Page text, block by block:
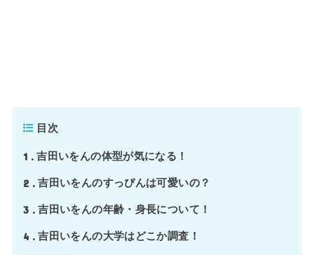
目次
1 吉田いをんの体型が気になる！
2 吉田いをんのすっぴんは可愛いの？
3 吉田いをんの年齢・身長について！
4 吉田いをんの大学はどこか調査！